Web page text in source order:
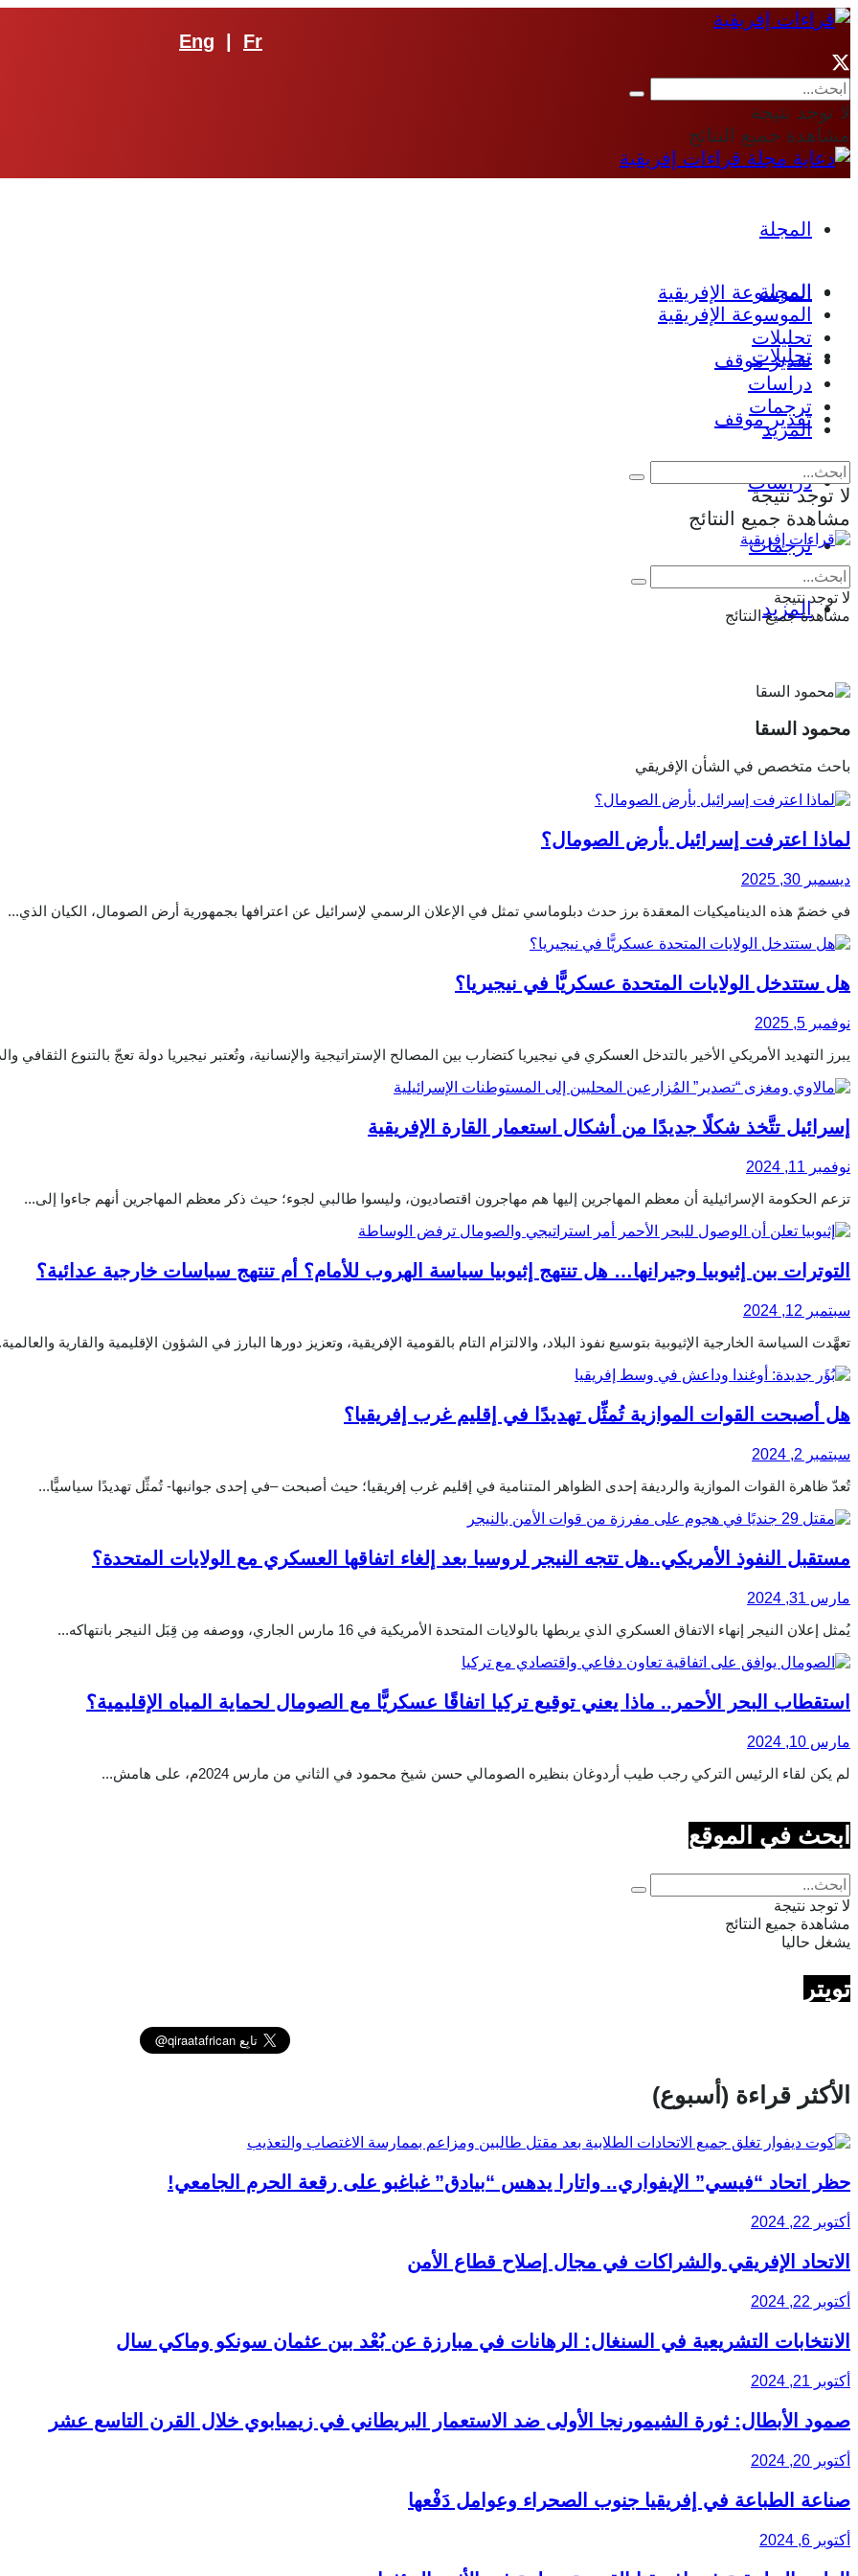
Eng Fr
لا توجد نتيجة
مشاهدة جميع النتائج
المجلة
الموسوعة الإفريقية
تحليلات
تقدير موقف
دراسات
ترجمات
المزيد
المجلة
الموسوعة الإفريقية
تحليلات
تقدير موقف
دراسات
ترجمات
المزيد
لا توجد نتيجة
مشاهدة جميع النتائج
لا توجد نتيجة
مشاهدة جميع النتائج
محمود السقا
باحث متخصص في الشأن الإفريقي
لماذا اعترفت إسرائيل بأرض الصومال؟
ديسمبر 30, 2025
في خضمّ هذه الديناميكيات المعقدة برز حدث دبلوماسي تمثل في الإعلان الرسمي لإسرائيل عن اعترافها بجمهورية أرض الصومال، الكيان الذي...
هل ستتدخل الولايات المتحدة عسكريًّا في نيجيريا؟
نوفمبر 5, 2025
يبرز التهديد الأمريكي الأخير بالتدخل العسكري في نيجيريا كتضارب بين المصالح الإستراتيجية والإنسانية، وتُعتبر نيجيريا دولة تعجّ بالتنوع الثقافي
إسرائيل تتَّخذ شكلًا جديدًا من أشكال استعمار القارة الإفريقية
نوفمبر 11, 2024
تزعم الحكومة الإسرائيلية أن معظم المهاجرين إليها هم مهاجرون اقتصاديون، وليسوا طالبي لجوء؛ حيث ذكر معظم المهاجرين أنهم جاءوا إلى...
التوترات بين إثيوبيا وجيرانها… هل تنتهج إثيوبيا سياسة الهروب للأمام؟ أم تنتهج سياسات خارجية عدائية؟
سبتمبر 12, 2024
تعهَّدت السياسة الخارجية الإثيوبية بتوسيع نفوذ البلاد، والالتزام التام بالقومية الإفريقية، وتعزيز دورها البارز في الشؤون الإقليمية والقارية
هل أصبحت القوات الموازية تُمثِّل تهديدًا في إقليم غرب إفريقيا؟
سبتمبر 2, 2024
تُعدّ ظاهرة القوات الموازية والرديفة إحدى الظواهر المتنامية في إقليم غرب إفريقيا؛ حيث أصبحت –في إحدى جوانبها- تُمثِّل تهديدًا سياسيًّا...
مستقبل النفوذ الأمريكي..هل تتجه النيجر لروسيا بعد إلغاء اتفاقها العسكري مع الولايات المتحدة؟
مارس 31, 2024
يُمثل إعلان النيجر إنهاء الاتفاق العسكري الذي يربطها بالولايات المتحدة الأمريكية في 16 مارس الجاري، ووصفه مِن قِبَل النيجر بانتهاكه...
استقطاب البحر الأحمر.. ماذا يعني توقيع تركيا اتفاقًا عسكريًّا مع الصومال لحماية المياه الإقليمية؟
مارس 10, 2024
لم يكن لقاء الرئيس التركي رجب طيب أردوغان بنظيره الصومالي حسن شيخ محمود في الثاني من مارس 2024م، على هامش...
ابحث في الموقع
لا توجد نتيجة
مشاهدة جميع النتائج
يشغل حاليا
تويتر
الأكثر قراءة (أسبوع)
حظر اتحاد “فيسي” الإيفواري.. واتارا يدهس “بيادق” غباغبو على رقعة الحرم الجامعي!
أكتوبر 22, 2024
الاتحاد الإفريقي والشراكات في مجال إصلاح قطاع الأمن
أكتوبر 22, 2024
الانتخابات التشريعية في السنغال: الرهانات في مبارزة عن بُعْد بين عثمان سونكو وماكي سال
أكتوبر 21, 2024
صمود الأبطال: ثورة الشيمورنجا الأولى ضد الاستعمار البريطاني في زيمبابوي خلال القرن التاسع عشر
أكتوبر 20, 2024
صناعة الطباعة في إفريقيا جنوب الصحراء وعوامل دَفْعها
أكتوبر 6, 2024